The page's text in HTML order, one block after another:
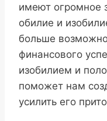
имеют огромное
обилие и
больше
финансового
изобилием и
поможет нам
усилить его